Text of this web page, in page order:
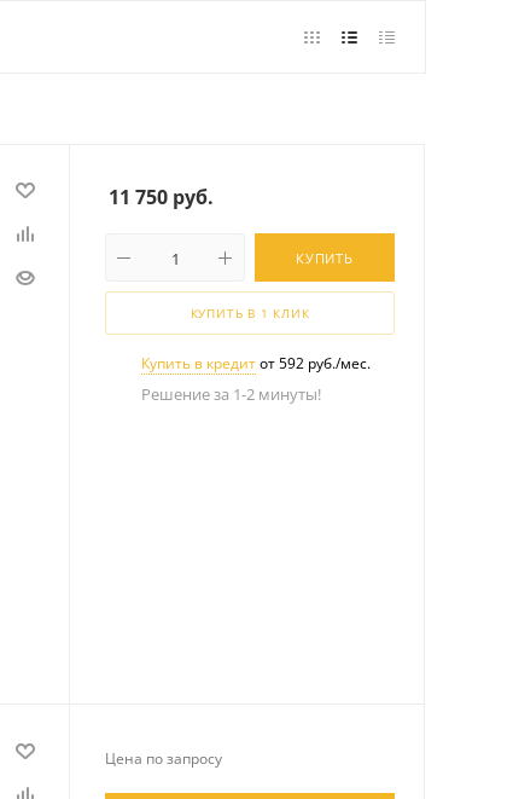
11 750 руб.
КУПИТЬ
КУПИТЬ В 1 КЛИК
Купить в кредитот 592 руб./мес.
Решение за 1-2 минуты!
Цена по запросу